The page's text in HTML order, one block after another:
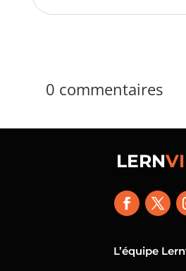
0 commentaires
LERN
L’équipe